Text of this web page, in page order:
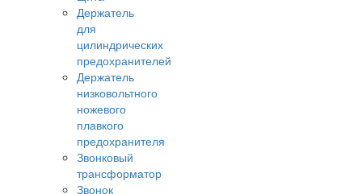
Держатель
для
цилиндрических
предохранителей
Держатель
низковольтного
ножевого
плавкого
предохранителя
Звонковый
трансформатор
Звонок